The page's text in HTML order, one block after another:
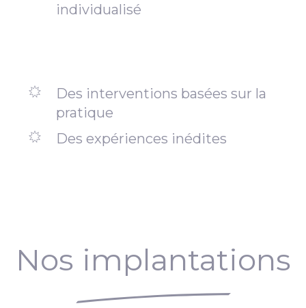
individualisé
Des interventions basées sur la
pratique
Des expériences inédites
Nos implantations